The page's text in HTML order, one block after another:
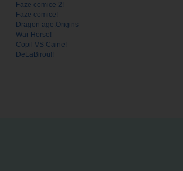
Faze comice 2!
Faze comice!
Dragon age:Origins
War Horse!
Copil VS Caine!
DeLaBirou!!